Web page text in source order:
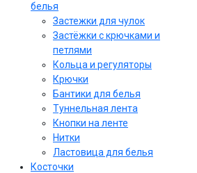
белья
Застежки для чулок
Застёжки с крючками и
петлями
Кольца и регуляторы
Крючки
Бантики для белья
Туннельная лента
Кнопки на ленте
Нитки
Ластовица для белья
Косточки